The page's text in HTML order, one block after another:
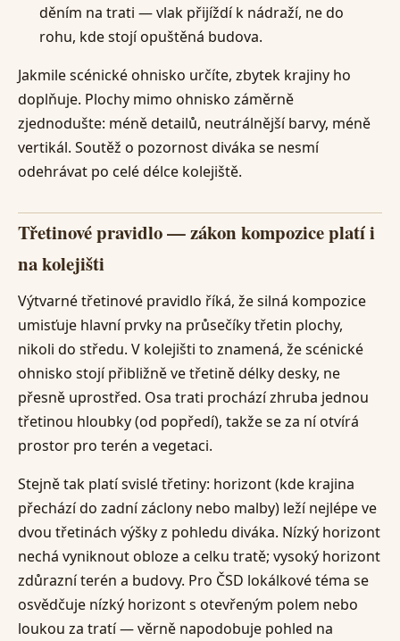
děním na trati — vlak přijíždí k nádraží, ne do
rohu, kde stojí opuštěná budova.
Jakmile scénické ohnisko určíte, zbytek krajiny ho
doplňuje. Plochy mimo ohnisko záměrně
zjednodušte: méně detailů, neutrálnější barvy, méně
vertikál. Soutěž o pozornost diváka se nesmí
odehrávat po celé délce kolejiště.
Třetinové pravidlo — zákon kompozice platí i
na kolejišti
Výtvarné třetinové pravidlo říká, že silná kompozice
umisťuje hlavní prvky na průsečíky třetin plochy,
nikoli do středu. V kolejišti to znamená, že scénické
ohnisko stojí přibližně ve třetině délky desky, ne
přesně uprostřed. Osa trati prochází zhruba jednou
třetinou hloubky (od popředí), takže se za ní otvírá
prostor pro terén a vegetaci.
Stejně tak platí svislé třetiny: horizont (kde krajina
přechází do zadní záclony nebo malby) leží nejlépe ve
dvou třetinách výšky z pohledu diváka. Nízký horizont
nechá vyniknout obloze a celku tratě; vysoký horizont
zdůrazní terén a budovy. Pro ČSD lokálkové téma se
osvědčuje nízký horizont s otevřeným polem nebo
loukou za tratí — věrně napodobuje pohled na